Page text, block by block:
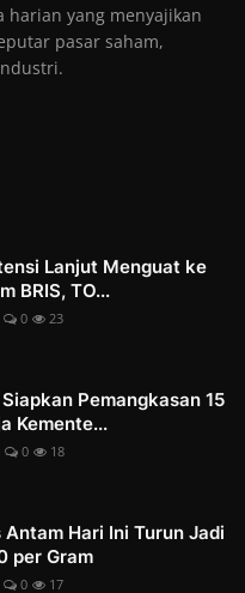
harian yang menyajikan
pasar saham,
Lanjut Menguat ke
BRIS, TO...
0 23
Pemangkasan 15
Kemente...
0 18
Antam Hari Ini Turun Jadi
per Gram
0 17